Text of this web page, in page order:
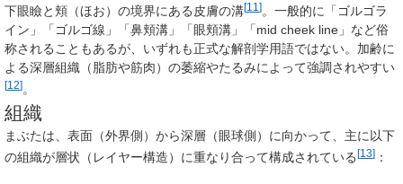
下眼瞼と頬（ほお）の境界にある皮膚の溝[11 ]。一般的に「ゴルゴラ
イン」「ゴルゴ線」「鼻頬溝」「眼頬溝」「mid cheek line」など俗
称されることもあるが、いずれも正式な解剖学用語ではない。加齢に
よる深層組織（脂肪や筋肉）の萎縮やたるみによって強調されやすい
[12]。
組織
まぶたは、表面（外界側）から深層（眼球側）に向かって、主に以下
の組織が層状（レイヤー構造）に重なり合って構成されている [13] ：